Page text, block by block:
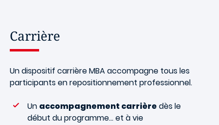
Carrière
Un dispositif carrière MBA accompagne tous les
participants en repositionnement professionnel.
Un accompagnement carrière dès le
début du programme… et à vie